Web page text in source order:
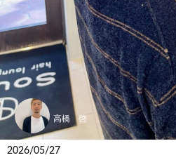
高橋 啓
2026/05/27